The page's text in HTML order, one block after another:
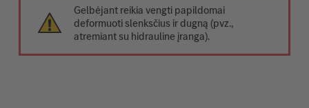
Gelbėjant reikia vengti papildomai
deformuoti slenksčius ir dugną (pvz.,
atremiant su hidrauline įranga).